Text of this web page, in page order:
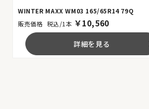
WINTER MAXX WM03 165/65R14 79Q
税込/1本 ￥10,560
詳細を見る